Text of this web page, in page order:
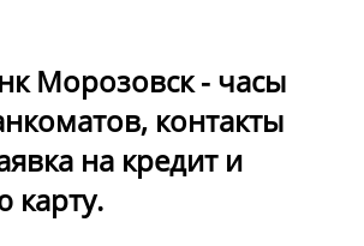
Морозовск - часы
контакты
на кредит и
карту.